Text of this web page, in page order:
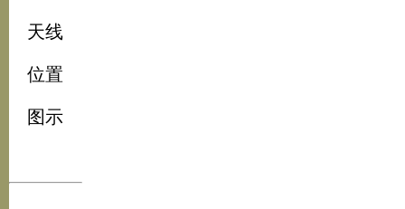
天线
位置
图示